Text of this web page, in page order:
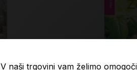
V naši trgovini vam želimo